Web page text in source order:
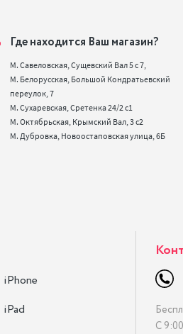
Где находится Ваш магазин?
М. Савеловская, Сущевский Вал 5 с 7,
М. Белорусская, Большой Кондратьевский
переулок, 7
М. Сухаревская, Сретенка 24/2 с1
М. Октябрьская, Крымский Вал, 3 с2
iPhone
iPad
С